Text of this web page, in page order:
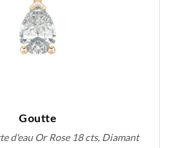
Goutte
d'eau Or Rose 18 cts, Diamant